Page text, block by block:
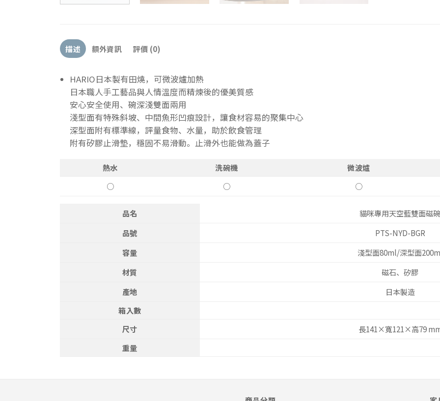
描述 額外資訊 評價 (0)
HARIO日本製有田燒，可微波爐加熱
日本職人手工藝品與人情溫度而精煉後的優美質感
安心安全使用、碗深淺雙面兩用
淺型面有特殊斜坡、中間魚形凹痕設計，讓食材容易的聚集中心
深型面附有標準線，評量食物、水量，助於飲食管理
附有矽膠止滑墊，穩固不易滑動。止滑外也能做為蓋子
熱水 洗碗機 微波爐
○
○ ○
品名
貓咪專用天空藍雙面磁碗
品號
PTS-NYD-BGR
容量
淺型面80ml/深型面
材質
磁石、矽膠
產地
日本製造
箱入數
尺寸
長141×寬121×高79
重量